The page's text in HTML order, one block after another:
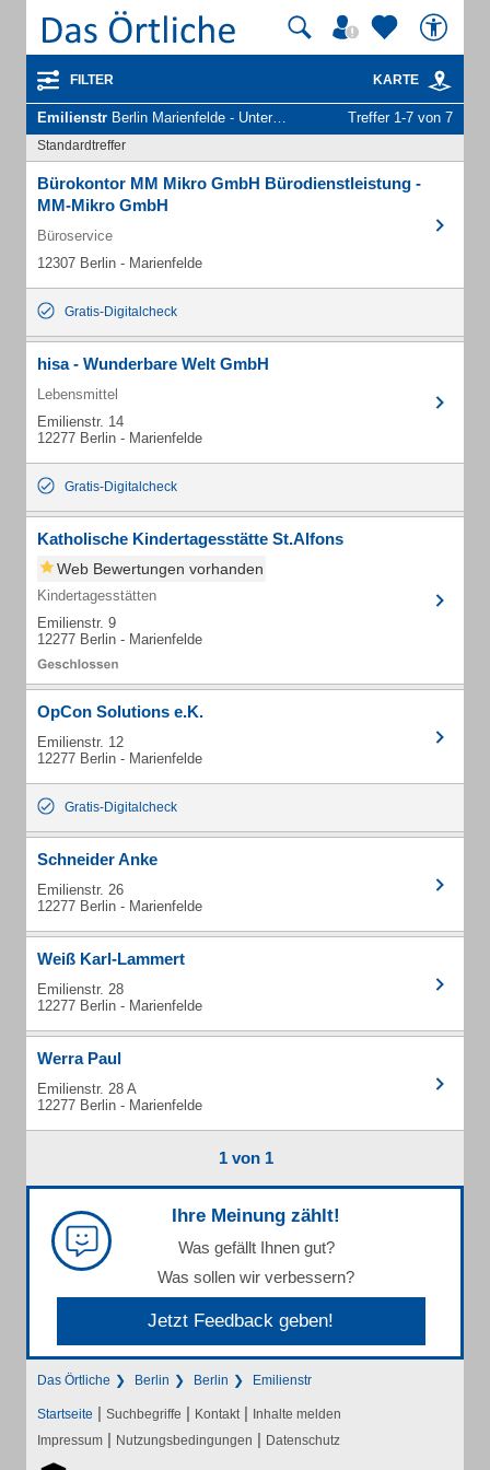
FILTER KARTE
Emilienstr Berlin Marienfelde - Unternehmen und Personen Treffer 1-7 von 7
Standardtreffer
Bürokontor MM Mikro GmbH Bürodienstleistung -
MM-Mikro GmbH
Büroservice
12307 Berlin - Marienfelde
Gratis-Digitalcheck
hisa - Wunderbare Welt GmbH
Lebensmittel
Emilienstr. 14
12277 Berlin - Marienfelde
Gratis-Digitalcheck
Katholische Kindertagesstätte St.Alfons
Web Bewertungen vorhanden
Kindertagesstätten
Emilienstr. 9
12277 Berlin - Marienfelde
OpCon Solutions e.K.
Emilienstr. 12
12277 Berlin - Marienfelde
Gratis-Digitalcheck
Schneider Anke
Emilienstr. 26
12277 Berlin - Marienfelde
Weiß Karl-Lammert
Emilienstr. 28
12277 Berlin - Marienfelde
Werra Paul
Emilienstr. 28 A
12277 Berlin - Marienfelde
1 von 1
Ihre Meinung zählt!
Was gefällt Ihnen gut?
Was sollen wir verbessern?
Jetzt Feedback geben!
Das Örtliche Berlin Berlin Emilienstr
Startseite | Suchbegriffe | Kontakt | Inhalte melden
Impressum | Nutzungsbedingungen | Datenschutz